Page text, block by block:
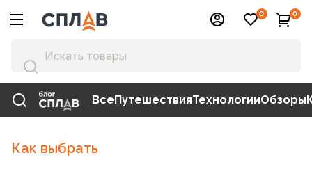
0 0
ВсеПутешествияТехнологииОбзоры
Как выбрать